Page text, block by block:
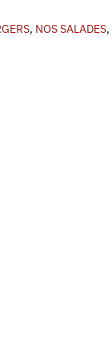
, NOS SALADES,